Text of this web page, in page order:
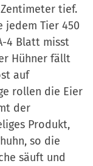
tief.
jedem Tier 450
4 Blatt misst
Hühner fällt
auf
rollen die Eier
der
Produkt,
so die
säuft und